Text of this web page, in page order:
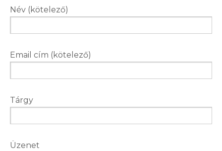
Név (kötelező)
Email cím (kötelező)
Tárgy
Üzenet